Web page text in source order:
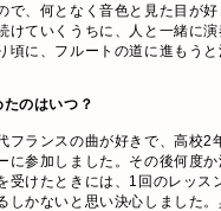
で、何となく音色と見た目が
けていくうちに、人と一緒に
頃に、フルートの道に進もうと
たのはいつ？
フランスの曲が好きで、高校
に参加しました。その後何度
受けたときには、1回のレッ
しかないと思い決心しました